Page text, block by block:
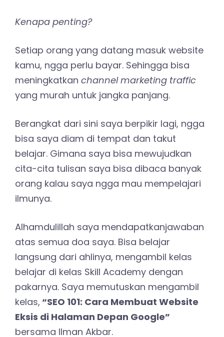
Kenapa penting?
Setiap orang yang datang masuk website
kamu, ngga perlu bayar. Sehingga bisa
meningkatkan channel marketing traffic
yang murah untuk jangka panjang.
Berangkat dari sini saya berpikir lagi, ngga
bisa saya diam di tempat dan takut
belajar. Gimana saya bisa mewujudkan
cita-cita tulisan saya bisa dibaca banyak
orang kalau saya ngga mau mempelajari
ilmunya.
Alhamdulillah saya mendapatkanjawaban
atas semua doa saya. Bisa belajar
langsung dari ahlinya, mengambil kelas
belajar di kelas Skill Academy dengan
pakarnya. Saya memutuskan mengambil
kelas, “SEO 101: Cara Membuat Website
Eksis di Halaman Depan Google”
bersama Ilman Akbar.